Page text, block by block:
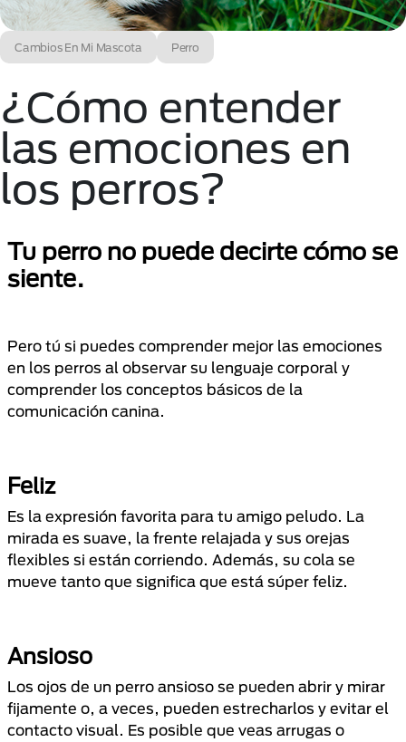
Cambios En Mi Mascota Perro
¿Cómo entender
las emociones en
los perros?
Tu perro no puede decirte cómo se
siente.
Pero tú si puedes comprender mejor las emociones
en los perros al observar su lenguaje corporal y
comprender los conceptos básicos de la
comunicación canina.
Feliz
Es la expresión favorita para tu amigo peludo. La
mirada es suave, la frente relajada y sus orejas
flexibles si están corriendo. Además, su cola se
mueve tanto que significa que está súper feliz.
Ansioso
Los ojos de un perro ansioso se pueden abrir y mirar
fijamente o, a veces, pueden estrecharlos y evitar el
contacto visual. Es posible que veas arrugas o